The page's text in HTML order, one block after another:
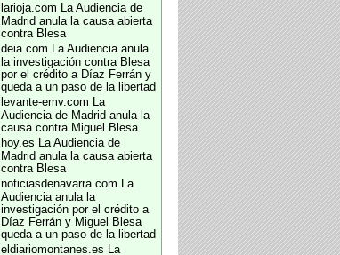
larioja.com La Audiencia de
Madrid anula la causa abierta
contra Blesa
deia.com La Audiencia anula
la investigación contra Blesa
por el crédito a Díaz Ferrán y
queda a un paso de la libertad
levante-emv.com La
Audiencia de Madrid anula la
causa contra Miguel Blesa
hoy.es La Audiencia de
Madrid anula la causa abierta
contra Blesa
noticiasdenavarra.com La
Audiencia anula la
investigación por el crédito a
Díaz Ferrán y Miguel Blesa
queda a un paso de la libertad
eldiariomontanes.es La